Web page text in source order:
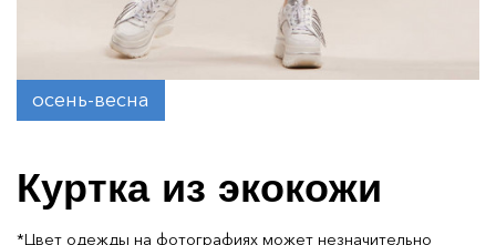
осень-весна
Куртка из экокожи
*Цвет одежды на фотографиях может незначительно